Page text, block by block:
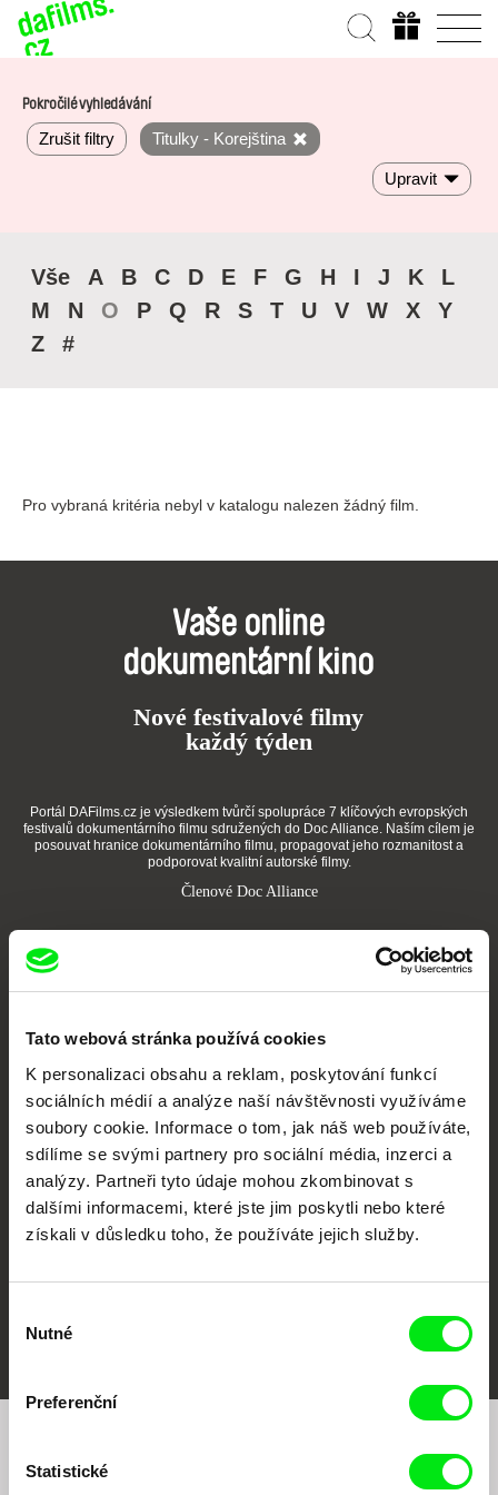
Tato webová stránka používá cookies
K personalizaci obsahu a reklam, poskytování funkcí
sociálních médií a analýze naší návštěvnosti využíváme
soubory cookie. Informace o tom, jak náš web používáte,
sdílíme se svými partnery pro sociální média, inzerci a
analýzy. Partneři tyto údaje mohou zkombinovat s
dalšími informacemi, které jste jim poskytli nebo které
získali v důsledku toho, že používáte jejich služby.
souhlasu
Nutné
Preferenční
Statistické
Pokročilé vyhledávání
Zrušit filtry Titulky - Korejština
Upravit
Vše A B C D E F G H I J K
L
M
N O P Q R S T U V W X
Y
Z
#
Pro vybraná kritéria nebyl v katalogu nalezen žádný film.
Vaše online
dokumentární kino
Nové festivalové filmy
každý týden
Portál DAFilms.cz je výsledkem tvůrčí spolupráce 7 klíčových evropských
festivalů dokumentárního filmu sdružených do Doc Alliance. Naším cílem je
posouvat hranice dokumentárního filmu, propagovat jeho rozmanitost a
podporovat kvalitní autorské filmy.
Členové Doc Alliance
CPH:DOX Doclisboa
Millennium Docs
Against Gravity
DOK Leipzig
Chcete být pravidelně informováni o našem